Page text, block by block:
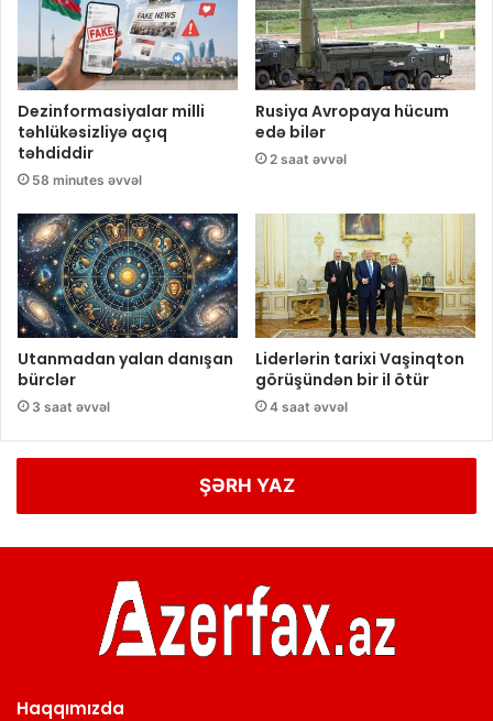
Dezinformasiyalar milli
təhlükəsizliyə açıq
təhdiddir
58 minutes əvvəl
Rusiya Avropaya hücum
edə bilər
2 saat əvvəl
Utanmadan yalan danışan
bürclər
3 saat əvvəl
Liderlərin tarixi Vaşinqton
görüşündən bir il ötür
4 saat əvvəl
ŞƏRH YAZ
Haqqımızda